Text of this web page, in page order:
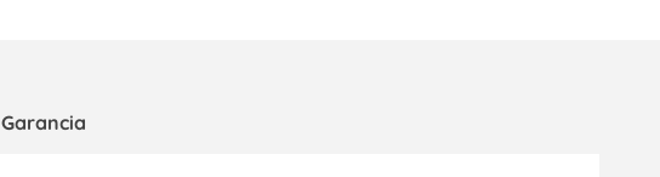
Garancia